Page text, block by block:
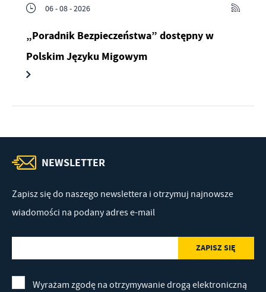
06 - 08 - 2026
„Poradnik Bezpieczeństwa” dostępny w
Polskim Języku Migowym
NEWSLETTER
Zapisz się do naszego newslettera i otrzymuj najnowsze
wiadomości na podany adres e-mail
Wyrażam zgodę na otrzymywanie drogą elektroniczną